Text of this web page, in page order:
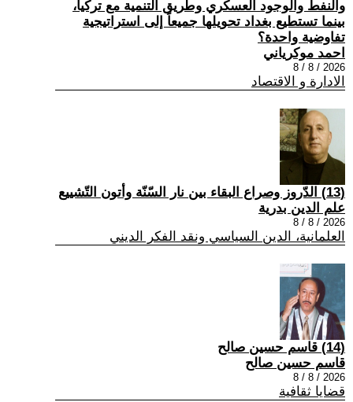
والنفط والوجود العسكري وطريق التنمية مع تركيا،
بينما تستطيع بغداد تحويلها جميعاً إلى استراتيجية
تفاوضية واحدة؟
احمد موكرياني
2026 / 8 / 8
الادارة و الاقتصاد
(13) الدّروز وصراع البقاء بين نار السّنّة وأتون التّشييع
علم الدين بدرية
2026 / 8 / 8
العلمانية، الدين السياسي ونقد الفكر الديني
(14) قاسم حسين صالح
قاسم حسين صالح
2026 / 8 / 8
قضايا ثقافية